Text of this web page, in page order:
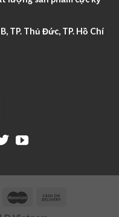
TP. Thủ Đức, TP. Hồ Chí